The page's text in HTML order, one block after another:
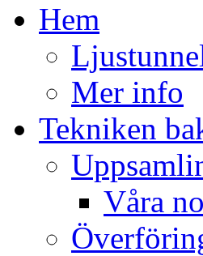
Hem
Mer info
Tekniken
Våra